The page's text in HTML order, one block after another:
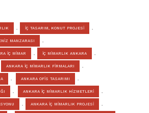
, İÇ TASARIM, KONUT PROJESİ ,
MANZARASI ,
İÇ MİMAR , İÇ MİMARLIK ANKARA ,
ANKARA İÇ MİMARLIK FİRMALARI ,
, ANKARA OFİS TASARIMI ,
, ANKARA İÇ MİMARLIK HİZMETLERİ ,
, ANKARA İÇ MİMARLIK PROJESİ ,